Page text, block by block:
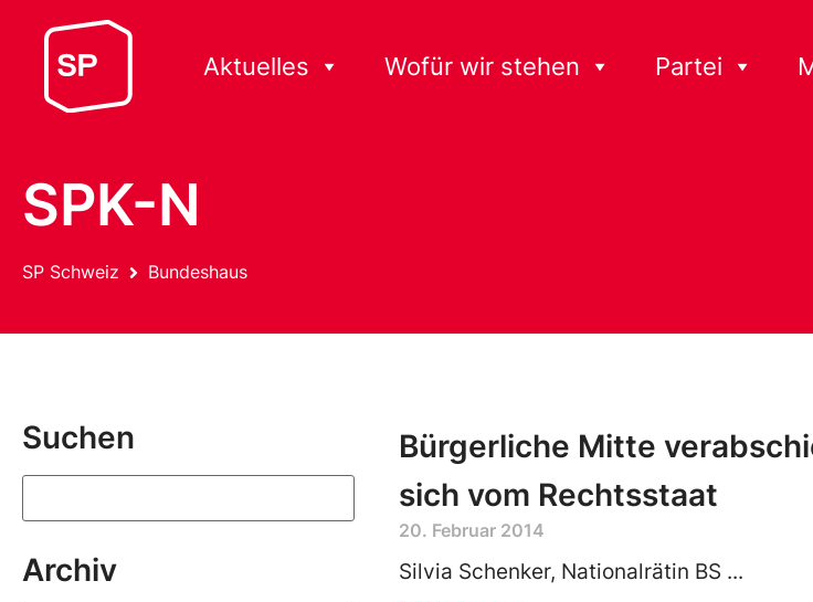
Aktuelles Wofür wir stehen Partei
SPK-N
SP Schweiz Bundeshaus
Suchen
Archiv
Bürgerliche Mitte
sich vom Rechtsstaat
20. Februar 2014
Silvia Schenker, Nationalrätin BS